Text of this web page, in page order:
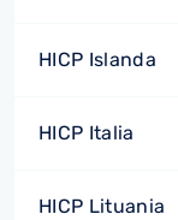
HICP Islanda
HICP Italia
HICP Lituania